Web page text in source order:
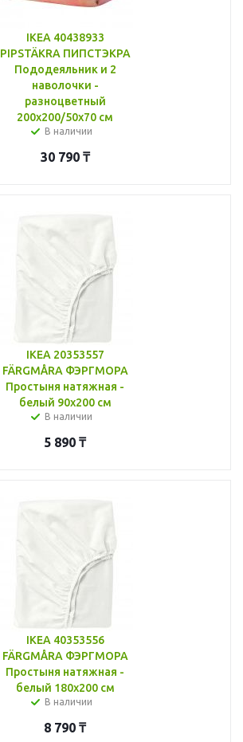
IKEA 40438933
PIPSTÄKRA ПИПСТЭКРА
Пододеяльник и 2
наволочки -
разноцветный
200x200/50x70 см
В наличии
30 790₸
IKEA 20353557
FÄRGMÅRA ФЭРГМОРА
Простыня натяжная -
белый 90x200 см
В наличии
5 890 ₸
IKEA 40353556
FÄRGMÅRA ФЭРГМОРА
Простыня натяжная -
белый 180x200 см
В наличии
8 790 ₸